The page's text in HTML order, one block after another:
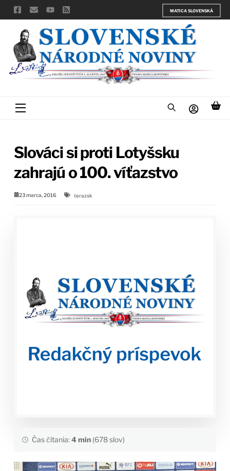
Skip
to
content
MATICA SLOVENSKÁ
Menu
Slováci si proti Lotyšsku
zahrajú o 100. víťazstvo
23 marca, 2016 terazsk
Čas čítania:4 min(678 slov)